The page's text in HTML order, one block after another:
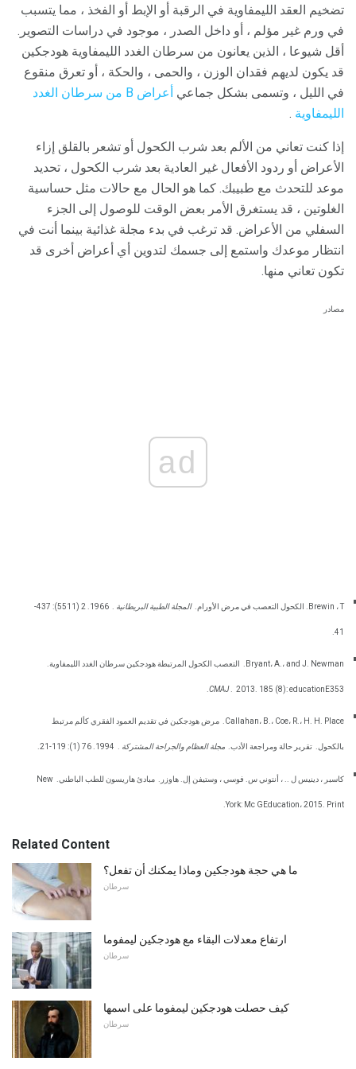
تضخيم العقد الليمفاوية في الرقبة أو الإبط أو الفخذ ، مما يتسبب
في ورم غير مؤلم ، أو داخل الصدر ، موجود في دراسات التصوير.
أقل شيوعا ، الذين يعانون من سرطان الغدد الليمفاوية هودجكين
قد يكون لديهم فقدان الوزن ، والحمى ، والحكة ، أو تعرق منقوع
في الليل ، وتسمى بشكل جماعي
أعراض B من سرطان الغدد
الليمفاوية .
إذا كنت تعاني من الألم بعد شرب الكحول أو تشعر بالقلق إزاء
الأعراض أو ردود الأفعال غير العادية بعد شرب الكحول ، تحديد
موعد للتحدث مع طبيبك. كما هو الحال مع حالات مثل حساسية
الغلوتين ، قد يستغرق الأمر بعض الوقت للوصول إلى الجزء
السفلي من الأعراض. قد ترغب في بدء مجلة غذائية بينما أنت في
انتظار موعدك واستمع إلى جسمك لتدوين أي أعراض أخرى قد
تكون تعاني منها.
مصادر
ad
Brewin ، T. الكحول التعصب في مرض الأورام. المجلة الطبية البريطانية 1966. 2 (5511): 437-
41.
Bryant، A.، and J. Newman. التعصب الكحول المرتبطة هودجكين سرطان الغدد الليمفاوية.
CMAJ. 2013. 185 (8): educationE353.
Callahan، B.، Coe، R.، H. H. Place. مرض هودجكين في تقديم العمود الفقري كألم مرتبط
بالكحول. تقرير حالة ومراجعة الأدب. مجلة العظام والجراحة المشتركة .
1994. 76 (1): 119-21.
كاسبر ، دينيس ل .. ، أنتوني س. فوسي ، وستيفن إل. هاوزر. مبادئ هاريسون للطب الباطني. New
York: Mc GEducation، 2015. Print.
Related Content
ما هي حجة هودجكين وماذا يمكنك أن تفعل؟
سرطان
ارتفاع معدلات البقاء مع هودجكين ليمفوما
سرطان
كيف حصلت هودجكين ليمفوما على اسمها
سرطان